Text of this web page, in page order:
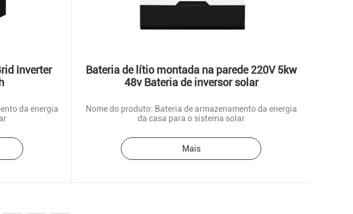
Inverter
da energia
Bateria de lítio montada na parede 220V 5kw
48v Bateria de inversor solar
Nome do produto: Bateria de armazenamento da energia
da casa para o sistema solar
Mais